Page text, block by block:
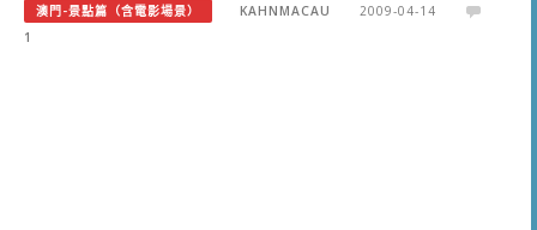
澳門-景點篇（含電影場景） KAHNMACAU
2009-04-14
1